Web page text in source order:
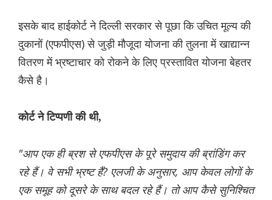
इसके बाद हाईकोर्ट ने दिल्ली सरकार से पूछा कि उचित मूल्य की
दुकानों (एफपीएस) से जुड़ी मौजूदा योजना की तुलना में खाद्यान्न
वितरण में भ्रष्टाचार को रोकने के लिए प्रस्तावित योजना बेहतर
कैसे है।
कोर्ट ने टिप्पणी की थी,
"आप एक ही ब्रश से एफपीएस के पूरे समुदाय की ब्रांडिंग कर
रहे हैं। वे सभी भ्रष्ट हैं? एलजी के अनुसार, आप केवल लोगों के
एक समूह को दूसरे के साथ बदल रहे हैं। तो आप कैसे सुनिश्चित